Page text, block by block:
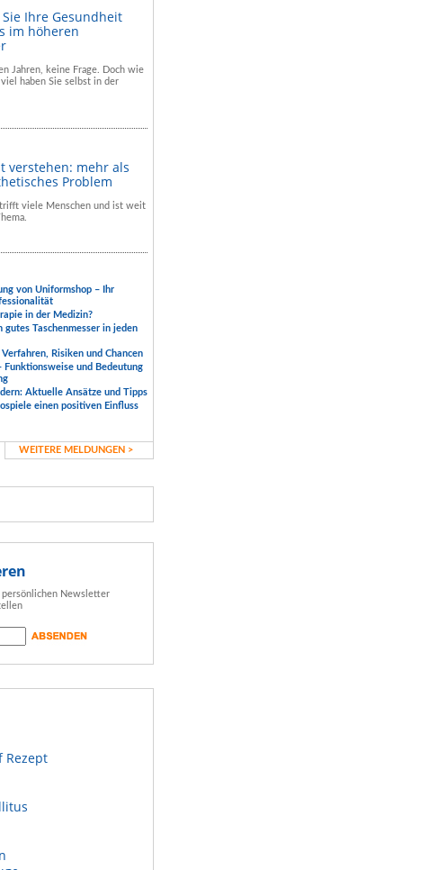
Ihre Gesundheit
im höheren
Jahren, keine Frage. Doch wie
haben Sie selbst in der
verstehen: mehr als
Problem
viele Menschen und ist weit
von Uniformshop – Ihr
in der Medizin?
Taschenmesser in jeden
Risiken und Chancen
Funktionsweise und Bedeutung
Aktuelle Ansätze und Tipps
einen positiven Einfluss
WEITERE MELDUNGEN >
persönlichen Newsletter
Rezept